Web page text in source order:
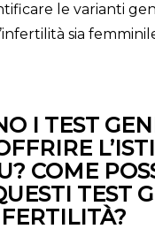
le varianti
sia
I TEST
COME
TEST